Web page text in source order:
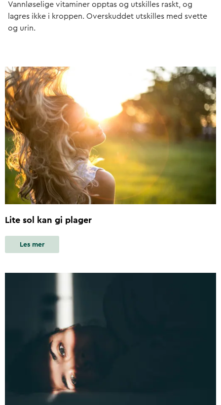
Vannløselige vitaminer opptas og utskilles raskt, og
lagres ikke i kroppen. Overskuddet utskilles med svette
og urin.
Lite sol kan gi plager
Les mer